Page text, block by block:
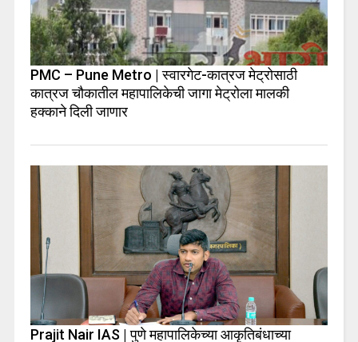
PMC – Pune Metro | स्वारगेट-कात्रज मेट्रोसाठी
कात्रज चौकातील महापालिकेची जागा मेट्रोला मालकी
हक्काने दिली जाणार
Prajit Nair IAS | पुणे महापालिकेच्या आकृतिबंधाच्या